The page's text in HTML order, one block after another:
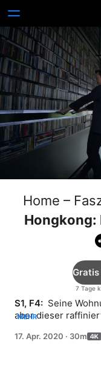
Home –
Hongkong:
7 Tage
S1, F4: Seine
aber dieser
aufkommen.
MEHR
17. Apr. 2020 · 30m